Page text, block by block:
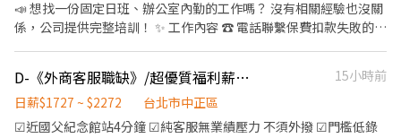
市裝潢工程外勤專員】 #長期 內容：1.外勤協助工程人員作業 2.門
市發包、驗收與報修進度追蹤 3.行政庶務與廠商溝通 要求：1.需自
備交通工具（機車） 2.此職位需整理大量資料，須具備細心、耐心
特質 3.基礎文書處理能力（含Word/Excel） 4.週一至週五需要都能
上班 時間：09:30-18:30（週一至週五） 💰 薪資：36K/月 .
========== 分隔線 ========== 📍 地點：信義區（菸廠路88號9
樓 / 松菸） . 📞 【文字/電話客服人員】 #長期 內容：1.即時解答買
23:30-08:30 薪資44K-51K (以上薪資含晚班津貼$450/日) 以上底薪
休八天排休 【發薪制度】：每月10號 【為什麼要選擇這份工作
呢?】 ◆不需要高學歷 即可進入 TOP電商龍頭企業 學習 往後轉職
無往不利 ◆員工福利優於勞基法 友善環境 ◆想了解電商卻無從下
手，想轉職行政內勤卻沒有經驗?我們會是你唯一捷徑!
📣 想找一份固定日班、辦公室內勤的工作嗎？ 沒有相關經驗也沒關
係，公司提供完整培訓！ ✨ 工作內容 ☎️ 電話聯繫保費扣款失敗的客
教育訓練 ✔ 具財產保險業務員資格者更加分（沒有也可以應徵） 💰
薪資福利 ✨ 薪資 41,000～43,000元 🎁 端午、中秋節日獎金 🎉 年終
獎金 📚 完整教育訓練，工作上手沒壓力 🌈 喜歡與人互動、細心負
D-《外商客服職缺》/超優質福利薪資4-5萬起/還享免費下午茶點心吃到飽
15小時前
日薪$1727 ~ $2272
台北市中正區
☑近國父紀念館站4分鐘 ☑純客服無業績壓力 不須外撥 ☑門檻低錄